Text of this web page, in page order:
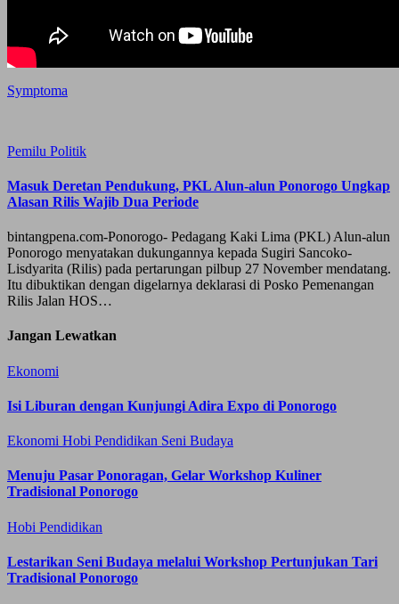
Symptoma
Pemilu Politik
Masuk Deretan Pendukung, PKL Alun-alun Ponorogo Ungkap
Alasan Rilis Wajib Dua Periode
bintangpena.com-Ponorogo- Pedagang Kaki Lima (PKL) Alun-alun
Ponorogo menyatakan dukungannya kepada Sugiri Sancoko-
Lisdyarita (Rilis) pada pertarungan pilbup 27 November mendatang.
Itu dibuktikan dengan digelarnya deklarasi di Posko Pemenangan
Rilis Jalan HOS…
Jangan Lewatkan
Ekonomi
Isi Liburan dengan Kunjungi Adira Expo di Ponorogo
Ekonomi Hobi Pendidikan Seni Budaya
Menuju Pasar Ponoragan, Gelar Workshop Kuliner
Tradisional Ponorogo
Hobi Pendidikan
Lestarikan Seni Budaya melalui Workshop Pertunjukan Tari
Tradisional Ponorogo